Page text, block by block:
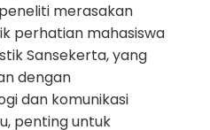
merasakan
perhatian mahasiswa
Sansekerta, yang
dengan
dan komunikasi
penting untuk